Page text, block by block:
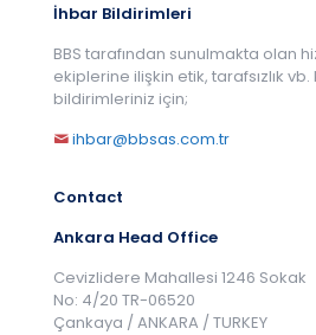
İhbar Bildirimleri
BBS tarafından sunulmakta olan
ekiplerine ilişkin etik, tarafsızlık
bildirimleriniz için;
ihbar@bbsas.com.tr
Contact
Ankara Head Office
Cevizlidere Mahallesi 1246 Sokak
No: 4/20 TR-06520
Çankaya / ANKARA / TURKEY